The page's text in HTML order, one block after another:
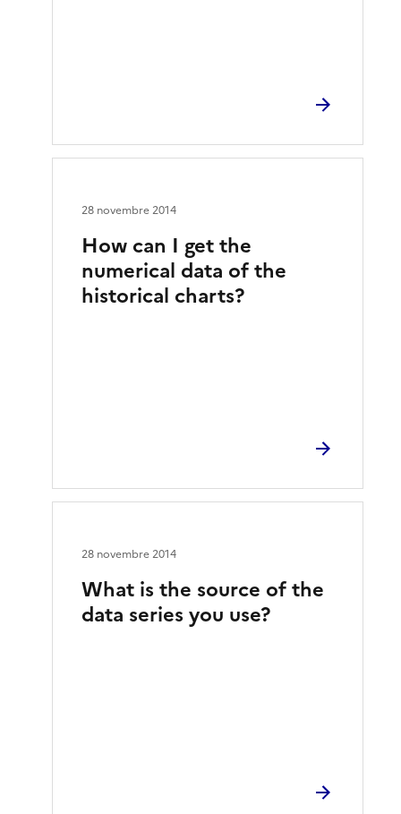
How can I get the
numerical data of the
historical charts?
28 novembre 2014
What is the source of the
data series you use?
28 novembre 2014